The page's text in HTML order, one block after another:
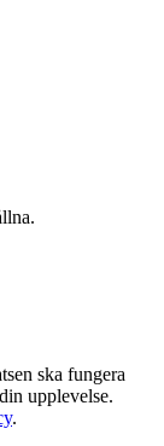
ska fungera
upplevelse.
.